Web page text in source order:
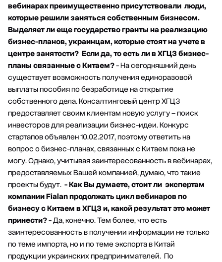
вебинарах преимущественно присутствовали люди,
которые решили заняться собственным бизнесом.
Выделяет ли еще государство гранты на реализацию
бизнес-планов, украинцам, которые стоят на учете в
центре занятости? Если да, то есть ли в ХГЦЗ бизнес-
планы связанные с Китаем?- На сегодняшний день
существует возможность получения единоразовой
выплаты пособия по безработице на открытие
собственного дела. Консалтинговый центр ХГЦЗ
предоставляет своим клиентам новую услугу – поиск
инвесторов для реализации бизнес-идеи. Конкурс
стартапов объявлен 10.02.2017, поэтому ответить на
вопрос о бизнес-планах, связанных с Китаем пока не
могу. Однако, учитывая заинтересованность в вебинарах,
предоставляемых Вашей компанией, думаю, что такие
проекты будут. - Как Вы думаете, стоит ли экспертам
компании Fialan продолжать цикл вебинаров по
бизнесу с Китаем в ХГЦЗ и, какой результат это может
принести?- Да, конечно. Тем более, что есть
заинтересованность в получении информации не только
по теме импорта, но и по теме экспорта в Китай
продукции украинских предпринимателей. По